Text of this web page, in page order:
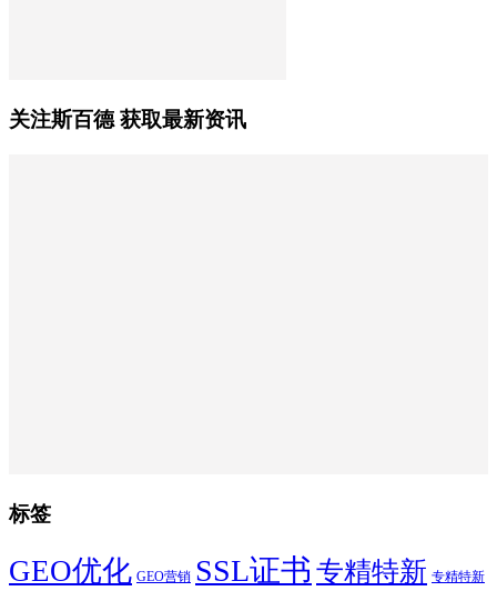
关注斯百德 获取最新资讯
标签
GEO优化 GEO营销 SSL证书 专精特新 专精特新